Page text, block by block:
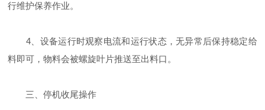
行维护保养作业。
4、设备运行时观察电流和运行状态，无异常后保持稳定给
料即可，物料会被螺旋叶片推送至出料口。
三、停机收尾操作